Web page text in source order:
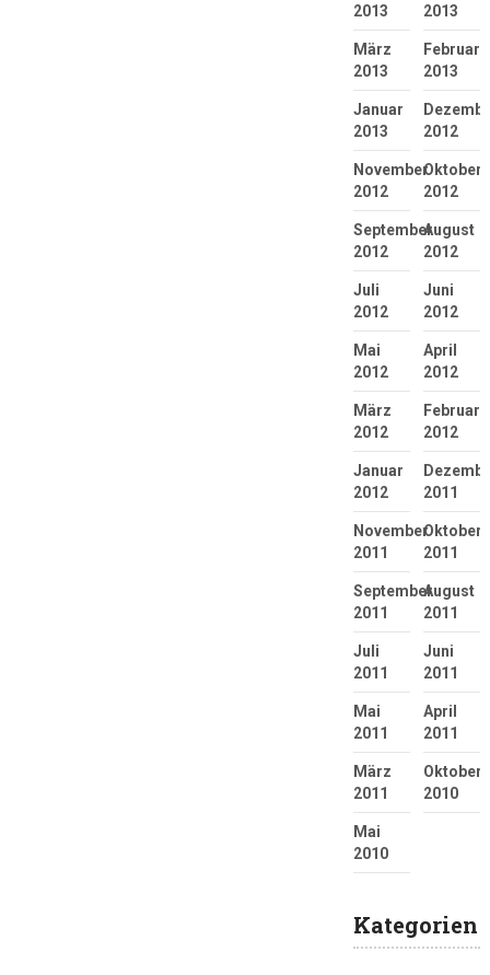
2013
2013
März
2013
Februar
2013
Januar
2013
2012
November
2012
Oktober
2012
September
2012
August
2012
Juli
2012
Juni
2012
Mai
2012
April
2012
März
2012
Februar
2012
Januar
2012
2011
November
2011
Oktober
2011
September
2011
August
2011
Juli
2011
Juni
2011
Mai
2011
April
2011
März
2011
Oktober
2010
Mai
2010
Kategorien